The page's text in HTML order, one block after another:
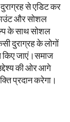
से एडिट कर
और सोशल
के साथ सोशल
दुराग्रह के लोगों
किए जाएं।समाज
की ओर आगे
प्रदान करेगा।